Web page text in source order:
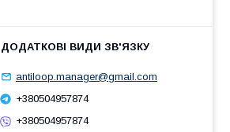
antiloop.manager@gmail.com
+380504957874
+380504957874